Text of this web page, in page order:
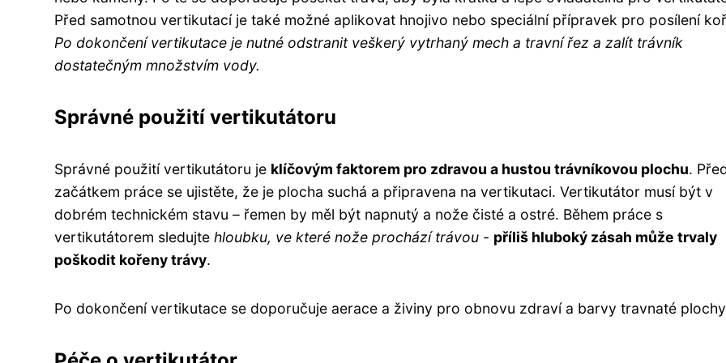
Před samotnou vertikutací je také možné aplikovat hnojivo nebo speciální přípravek pro posílení
Po dokončení vertikutace je nutné odstranit veškerý vytrhaný mech a travní řez a zalít trávník
dostatečným množstvím vody.
Správné použití vertikutátoru
Správné použití vertikutátoru je klíčovým faktorem pro zdravou a hustou trávníkovou plochu.
začátkem práce se ujistěte, že je plocha suchá a připravena na vertikutaci. Vertikutátor musí být v
dobrém technickém stavu – řemen by měl být napnutý a nože čisté a ostré. Během práce s
vertikutátorem sledujte hloubku, ve které nože prochází trávou - příliš hluboký zásah může trvaly
poškodit kořeny trávy.
Po dokončení vertikutace se doporučuje aerace a živiny pro obnovu zdraví a barvy travnaté